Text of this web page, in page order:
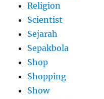
Religion
Scientist
Sejarah
Sepakbola
Shop
Shopping
Show